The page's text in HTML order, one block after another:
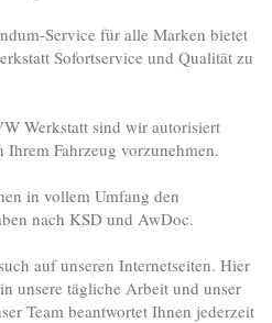
Service für alle Marken bietet
Sofortservice und Qualität zu
Werkstatt sind wir autorisiert
Fahrzeug vorzunehmen.
in vollem Umfang den
nach KSD und AwDoc.
auf unseren Internetseiten. Hier
unsere tägliche Arbeit und unser
Team beantwortet Ihnen jederzeit